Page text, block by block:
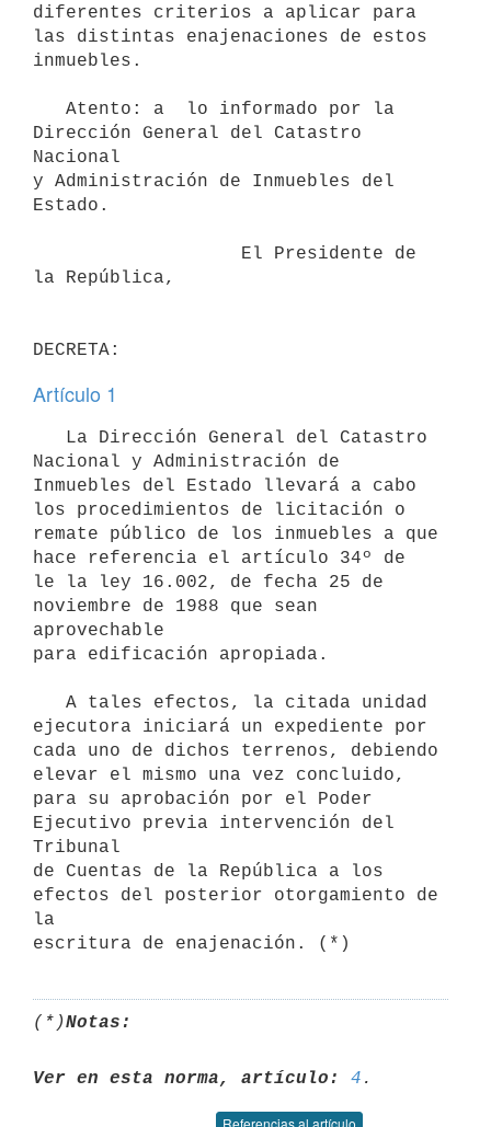
diferentes criterios a aplicar para
las distintas enajenaciones de estos
inmuebles.
Dirección General del Catastro
Nacional
y Administración de Inmuebles del
Estado.
la República,
Artículo 1
Nacional y Administración de
Inmuebles del Estado llevará a cabo
los procedimientos de licitación o
remate público de los inmuebles a que
hace referencia el artículo 34º de
le la ley 16.002, de fecha 25 de
noviembre de 1988 que sean
aprovechable
para edificación apropiada.
ejecutora iniciará un expediente por
cada uno de dichos terrenos, debiendo
elevar el mismo una vez concluido,
para su aprobación por el Poder
Ejecutivo previa intervención del
Tribunal
de Cuentas de la República a los
efectos del posterior otorgamiento de
la
(*)Notas:
Ver en esta norma, artículo: 4
Referencias al artículo